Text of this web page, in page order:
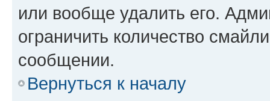
или вообще удалить его.
ограничить количество
сообщении.
Вернуться к началу